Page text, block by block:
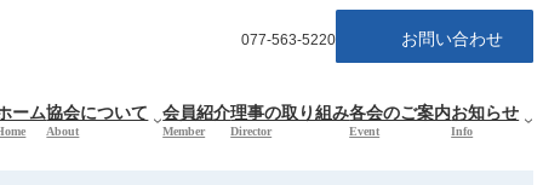
077-563-5220 お問い合わせ
ーム協会について
About
会員紹介
Member
理事の取り組み
Director
各会のご案内
Event
お知らせ
Info